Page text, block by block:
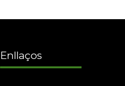
Enllaços